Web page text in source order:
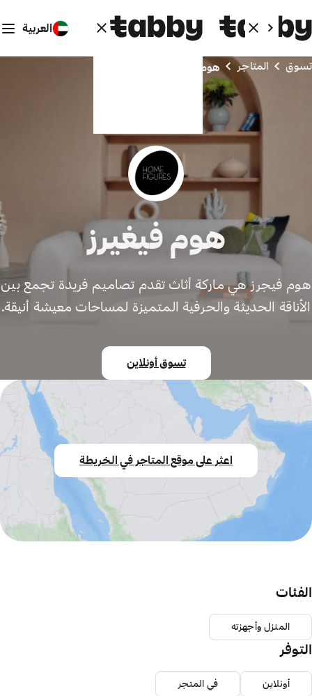
العربية
تسوق المتاجر هوم فيغيرز
هوم فيغيرز
هوم فيجرز هي ماركة أثاث تقدم تصاميم فريدة تجمع بين
الأناقة الحديثة والحرفية المتميزة لمساحات معيشة أنيقة.
تسوق أونلاين
اعثر على موقع المتاجر في الخريطة
الفئات
المنزل وأجهزته
التوفر
أونلاين في المتجر